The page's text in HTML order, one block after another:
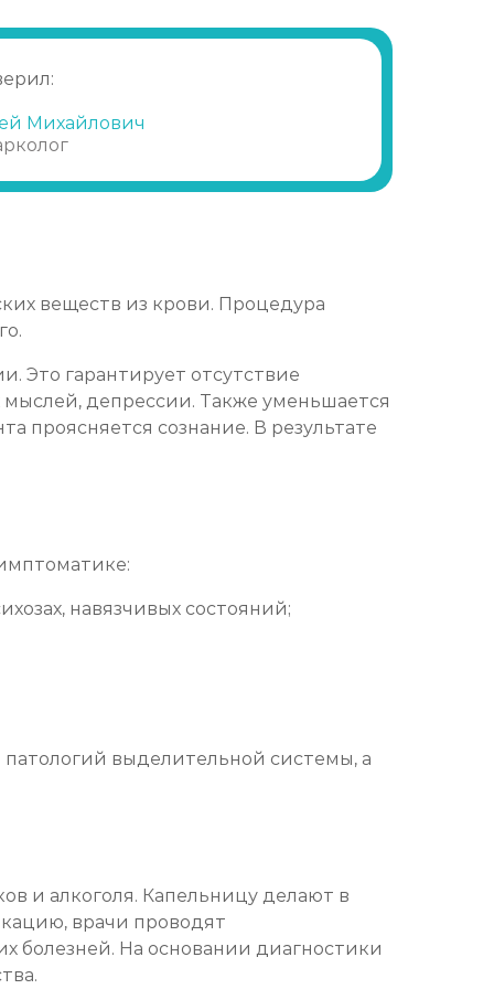
от 1 600 ₽ Записаться
от 4 100 ₽ Записаться
от 4 100 ₽ Записаться
от 3 800 ₽ Записаться
от 18 950 ₽ Записаться
Михайлович
веществ из крови. Процедура
Это гарантирует отсутствие
депрессии. Также уменьшается
проясняется сознание. В результате
навязчивых состояний;
выделительной системы, а
и алкоголя. Капельницу делают в
врачи проводят
болезней. На основании диагностики